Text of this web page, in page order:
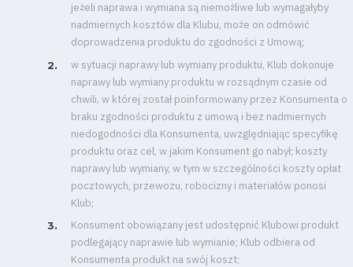
jeżeli naprawa i wymiana są niemożliwe lub wymagałyby
nadmiernych kosztów dla Klubu, może on odmówić
doprowadzenia produktu do zgodności z Umową;
w sytuacji naprawy lub wymiany produktu, Klub dokonuje
naprawy lub wymiany produktu w rozsądnym czasie od
chwili, w której został poinformowany przez Konsumenta o
braku zgodności produktu z umową i bez nadmiernych
niedogodności dla Konsumenta, uwzględniając specyfikę
produktu oraz cel, w jakim Konsument go nabył; koszty
naprawy lub wymiany, w tym w szczególności koszty opłat
pocztowych, przewozu, robocizny i materiałów ponosi
Klub;
Konsument obowiązany jest udostępnić Klubowi produkt
podlegający naprawie lub wymianie; Klub odbiera od
Konsumenta produkt na swój koszt;